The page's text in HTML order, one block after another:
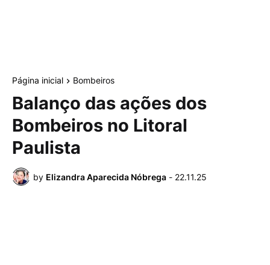
Página inicial Bombeiros
Balanço das ações dos
Bombeiros no Litoral
Paulista
by Elizandra Aparecida Nóbrega - 22.11.25